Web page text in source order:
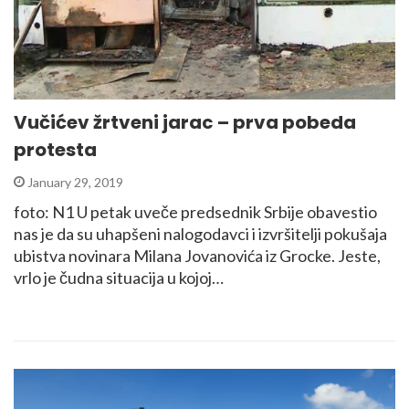
Vučićev žrtveni jarac – prva pobeda
protesta
January 29, 2019
foto: N1 U petak uveče predsednik Srbije obavestio
nas je da su uhapšeni nalogodavci i izvršitelji pokušaja
ubistva novinara Milana Jovanovića iz Grocke. Jeste,
vrlo je čudna situacija u kojoj…